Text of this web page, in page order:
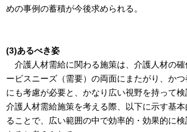
めの事例の蓄積が今後求められる。
(3)あるべき姿
介護人材需給に関わる施策は、介護人材の
ービスニーズ（需要）の両面にまたがり、か
にも考慮が必要と、かなり広い視野を持って検
介護人材需給施策を考える際、以下に示す基本
ることで、広い範囲の中で効率的・効果的に